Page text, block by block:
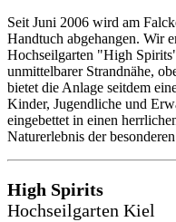
Seit Juni 2006 wird am
Handtuch abgehangen. Wir
Hochseilgarten "High
unmittelbarer Strandnähe,
bietet die Anlage seitdem
Kinder, Jugendliche und
eingebettet in einen
Naturerlebnis der
High Spirits
Hochseilgarten Kiel